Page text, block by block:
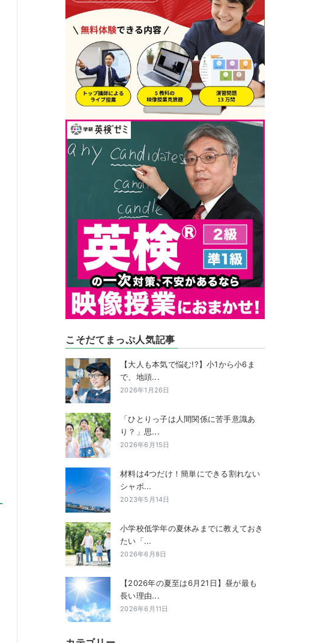
こそだてまっぷ人気記事
【大人も本気で悩む!?】小1から小6ま
で、地頭...
2026年1月26日
「ひとりっ子は人間関係に苦手意識あ
り？」思...
2026年6月15日
材料は4つだけ！簡単にできる割れない
シャボ...
2023年5月14日
小学校低学年の夏休みまでに教えておき
たい「...
2026年6月8日
【2026年の夏至は6月21日】昼が最も
長い理由...
2026年6月11日